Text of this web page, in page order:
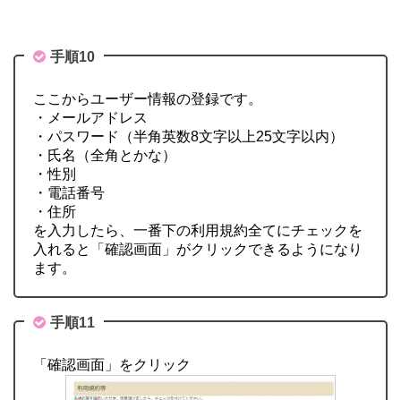
手順10
ここからユーザー情報の登録です。
・メールアドレス
・パスワード（半角英数8文字以上25文字以内）
・氏名（全角とかな）
・性別
・電話番号
・住所
を入力したら、一番下の利用規約全てにチェックを
入れると「確認画面」がクリックできるようになり
ます。
手順11
「確認画面」をクリック